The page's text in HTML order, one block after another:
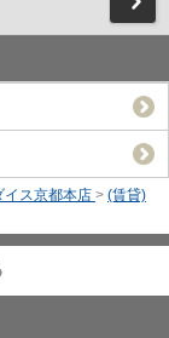
イス京都本店 > (賃貸)